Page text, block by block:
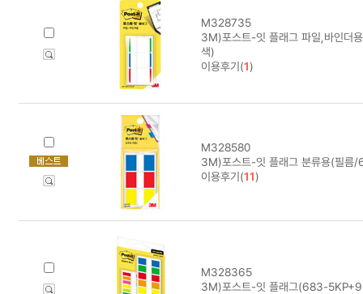
M328735
3M)포스트-잇 플래그 파일,바인더
색)
이용후기(1)
M328580
3M)포스트-잇 플래그 분류용(필
이용후기(11)
M328365
3M)포스트-잇 플래그(683-